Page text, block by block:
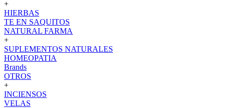
+
HIERBAS
TE EN SAQUITOS
NATURAL FARMA
+
SUPLEMENTOS NATURALES
HOMEOPATIA
Brands
OTROS
+
INCIENSOS
VELAS